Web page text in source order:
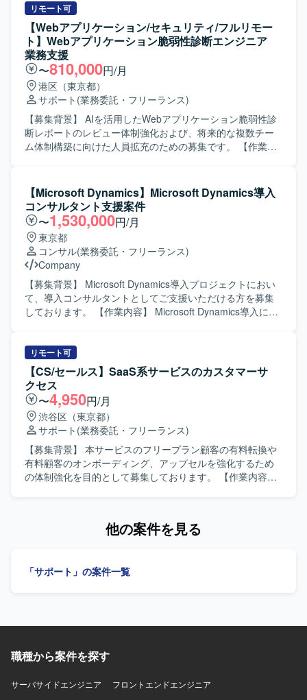
しながら、幅広い業務範囲に柔軟に対応できる方にマッチ
したポジションです。 【ポジションの魅力】 最先端かつ今
後の需要が高まるIoT/ロボット開発領域に携われるため、市
場価値を高めることができる環境です。通訳・翻訳、技術
サポート、国際貿易補助など複数の領域を横断して経験を
積むことができ、グローバルなビジネス現場で活躍できる
ポジションです。面談時の適性に応じて業務内容が調整さ
れるため、ご自身の強みを活かした働き方が可能です。
【開発環境】 ロボットやハードウェア機器を扱う製造業の
現場において、技術資料や図面などを用いた業務を行って
いただきます。
（S&OP）の立案から実行までの最適化支援を行っていただ
きます。 組立/プロセス製造業におけるサプライチェーン計
画（PSI）の業務分析を実施し、監視・計画要件の定義など
の上流工程を担当していただきます。 クライアントの現場
担当者やステークホルダーとの要件調整を行い、リレーシ
ョンを構築していただきます。 単独でのプロジェクト推
進、または3〜4名規模のチームを主導していただきます。
【求める人物像】 高度な専門性と主体性を持ってプロジェ
クトを強力に牽引していただける方を求めています。 現場
のメンバーやお客様を巻き込んで、裁量を持って主体的に
動ける方を求めています。 【ポジションの魅力】 製造業向
できるポジションです。 上流工程から関わることで、クラ
イアントの業務変革や意思決定高度化に直接貢献していた
だけます。 【開発環境】 SAP IBPなどのサプライチェーン
計画ソリューションを活用したクラウド環境での業務とな
ります。
リモート可
【Webアプリケーション/セキュリティ/フルリモー
ト】Webアプリケーション脆弱性診断エンジニア
業務支援
〜810,000円/月
港区（東京都）
サポート (業務委託・フリーランス)
【募集背景】 AIを活用したWebアプリケーション脆弱性診
断レポートのレビュー体制強化および、将来的な複数チー
ム体制構築に向けた人員拡充のための募集です。 【作業内
ただきます。また、誤検知や重複、成立未確認事項の整理
を行い、静的診断、動的診断、ブラックボックス診断の結
果や証跡を確認していただきます。危険度、CVSS、修正優
先度等の妥当性を確認し、AIが提示した修正コード案や推
奨対応内容をレビューしていただきます。顧客向け診断結
果説明資料の作成や、顧客報告会への参加、診断結果の説
明、技術的な質問への回答も担当していただきます。必要
に応じて、簡易構成図、データフロー図、攻撃経路図等の
作成や、報告会で発生した質問、回答、確認事項のナレッ
ジ化、将来的なレビュー手順、報告手順、FAQ等の標準化
事項を明確化して追加確認を整理できる方を求めていま
す。技術内容を顧客に分かりやすく説明でき、関係者と円
滑にコミュニケーションを取りながら業務を進められる方
を歓迎します。 【ポジションの魅力】 AIを活用した最先端
の脆弱性診断業務に携わりながら、技術レビューや標準化
の仕組みづくりを通じてセキュリティ分野の専門性を高め
ていただけます。顧客報告やドキュメント整備にも関わる
ことで、技術力だけでなくコミュニケーション力やドキュ
メンテーション力も磨いていただけます。将来的な複数チ
ーム体制の中核メンバーとして、リーダーやメンターとし
リティ診断環境で業務を行っていただきます。
【Microsoft Dynamics】Microsoft Dynamics導入
コンサルタント支援案件
〜1,530,000円/月
東京都
コンサル(業務委託・フリーランス)
Company
【募集背景】 Microsoft Dynamics導入プロジェクトにおい
て、導入コンサルタントとしてご支援いただける方を募集
しております。 【作業内容】 Microsoft Dynamics導入に関
る人物像】 顧客と円滑にコミュニケーションを取りなが
ら、主体的に要件整理や提案を進めていただける方を求め
ております。また、Microsoft Dynamicsの導入経験を活かし
て、関係者と連携しながらプロジェクトを推進いただける
方が望ましいです。 【ポジションの魅力】 Microsoft
Dynamics導入プロジェクトの上流工程に深く関わることが
でき、コンサルタントとしての経験や知見をさらに高めて
いただけます。顧客折衝を通じて業務理解も深めることが
できる環境です。 【開発環境】 Microsoft Dynamicsを中心
とした環境での導入コンサルティング業務となります。
リモート可
【CS/セールス】SaaS系サービスのカスタマーサ
クセス
〜4,950円/月
渋谷区（東京都）
サポート (業務委託・フリーランス)
【募集背景】 本サービスのフリープラン顧客の有料転換や
有料顧客のオンボーディング、アップセルを強化するため
の体制強化を目的として募集しております。 【作業内容】
自動化メール・コミュニティを活用して仕組みとして顧客
セッション・コミュニティ（Slack / Discord）の設計と運
に振り分ける運用、利用ログ・問い合わせデータの分析と
ど事業 KPI のモニタリングと改善に取り組んでいただきま
改善に取り組める方、課題を自ら発見しスコープを切って
他の案件を見る
「サポート」の案件一覧
職種から案件を探す
サーバサイドエンジニア
フロントエンドエンジニア